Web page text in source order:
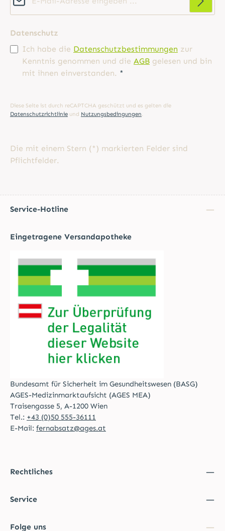
Datenschutz
Ich habe die Datenschutzbestimmungen zur
Kenntnis genommen und die AGB gelesen und bin
mit ihnen einverstanden. *
Diese Seite ist durch reCAPTCHA geschützt und es gelten die
Datenschutzrichtlinie und Nutzungsbedingungen.
Die mit einem Stern (*) markierten Felder sind
Pflichtfelder.
Service-Hotline
Eingetragene Versandapotheke
Bundesamt für Sicherheit im Gesundheitswesen (BASG)
AGES-Medizinmarktaufsicht (AGES MEA)
Traisengasse 5, A-1200 Wien
Tel.: +43 (0)50 555-36111
E-Mail: fernabsatz@ages.at
Rechtliches
Service
Folge uns